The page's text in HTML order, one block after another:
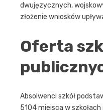
dwujęzycznych,
złożenie wniosków
Oferta
Absolwenci szkół
5104 miejsca w